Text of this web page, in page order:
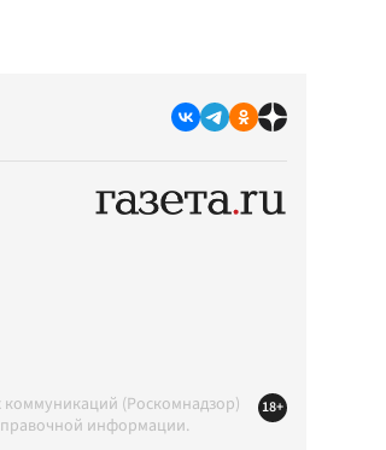
(Роскомнадзор)
информации.
18+